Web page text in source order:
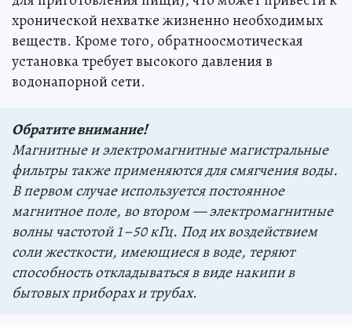
хронической нехватке жизненно необходимых
веществ. Кроме того, обратноосмотическая
установка требует высокого давления в
водонапорной сети.
Обратите внимание!
Магнитные и электромагнитные магистральные
фильтры также применяются для смягчения воды.
В первом случае используется постоянное
магнитное поле, во втором — электромагнитные
волны частотой 1–50 кГц. Под их воздействием
соли жесткости, имеющиеся в воде, теряют
способность откладываться в виде накипи в
бытовых приборах и трубах.